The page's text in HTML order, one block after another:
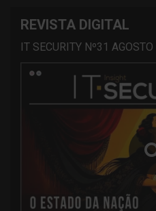
REVISTA DIGITAL
IT SECURITY Nº31